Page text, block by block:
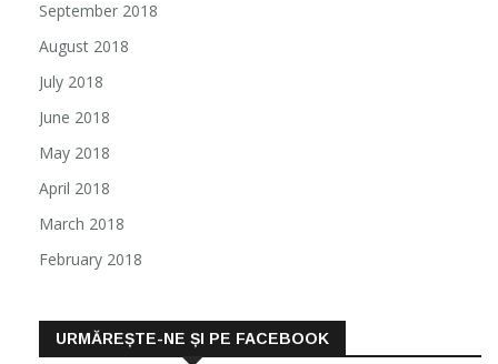
September 2018
August 2018
July 2018
June 2018
May 2018
April 2018
March 2018
February 2018
URMĂREȘTE-NE ȘI PE FACEBOOK